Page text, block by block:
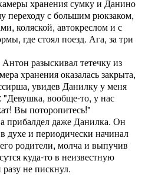
хранения сумку и Данино
переходу с большим рюкзаком,
коляской, автокреслом и с
где стоял поезд. Ага, за три
разыскивал тетечку из
хранения оказалась закрыта,
увидев Данилку у меня
вообще-то, у нас
Вы поторопитесь!"
прибалдел даже Данилка. Он
духе и периодически начинал
родители, молча и выпучив
куда-то в неизвестную
не пискнул.